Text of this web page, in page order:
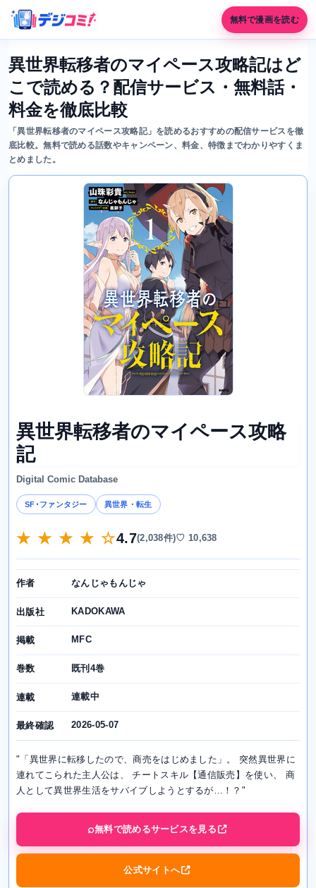
無料で漫画を読む
異世界転移者のマイペース攻略記はど
こで読める？配信サービス・無料話・
料金を徹底比較
「異世界転移者のマイペース攻略記」を読めるおすすめの配信サービスを徹
底比較。無料で読める話数やキャンペーン、料金、特徴までわかりやすくま
とめました。
異世界転移者のマイペース攻略
記
Digital Comic Database
SF･ファンタジー 異世界・転生
★ ★ ★ ★ ☆4.7(2,038件)♡ 10,638
作者 なんじゃもんじゃ
出版社 KADOKAWA
掲載 MFC
巻数 既刊4巻
連載 連載中
最終確認 2026-05-07
"「異世界に転移したので、商売をはじめました」。 突然異世界に
連れてこられた主人公は、 チートスキル【通信販売】を使い、 商
人として異世界生活をサバイブしようとするが…！？"
無料で読めるサービスを見る
公式サイトへ